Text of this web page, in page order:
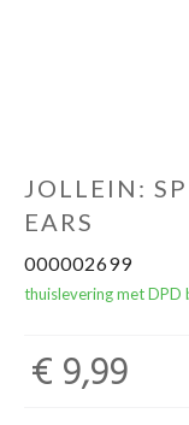
JOLLEIN:
EARS
000002699
thuislevering met DPD
€ 9,99